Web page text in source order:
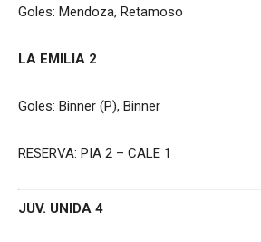
Goles: Mendoza, Retamoso
LA EMILIA 2
Goles: Binner (P), Binner
RESERVA: PIA 2 – CALE 1
JUV. UNIDA 4